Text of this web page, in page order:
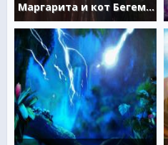
Маргарита и кот Бегемот